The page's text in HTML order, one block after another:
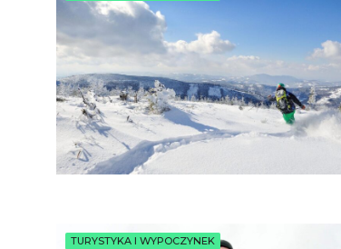
TURYSTYKA I WYPOCZYNEK